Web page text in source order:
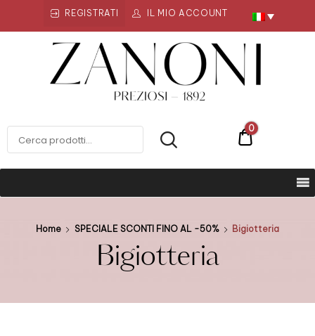
REGISTRATI IL MIO ACCOUNT
ZANONI PREZIOSI €0
0
Home SPECIALE SCONTI FINO AL -50% Bigiotteria
Bigiotteria